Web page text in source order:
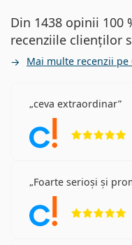
Din 1438 opinii 100
recenziile clienților
Mai multe recenzii pe
ceva extraordinar
Foarte serioși și